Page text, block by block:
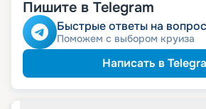
Пишите в Telegram
Быстрые ответы на
Поможем с выбором круиза
Написать в